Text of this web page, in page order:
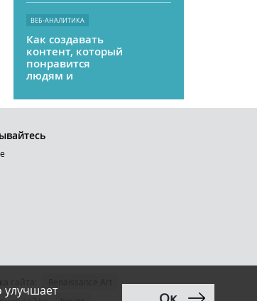
ВЕБ-АНАЛИТИКА
Как создавать
контент, который
понравится
людям и
улучшает